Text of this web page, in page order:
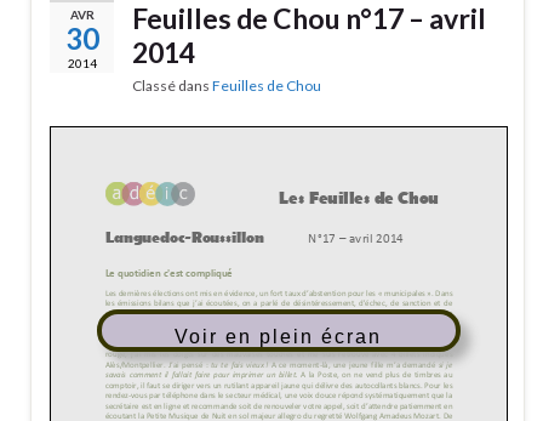
AVR
30
2014
Feuilles de Chou n°17 – avril
2014
Classé dans Feuilles de Chou
Voir en plein écran